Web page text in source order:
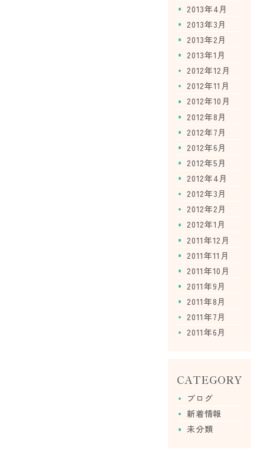
2013年4月
2013年3月
2013年2月
2013年1月
2012年12月
2012年11月
2012年10月
2012年8月
2012年7月
2012年6月
2012年5月
2012年4月
2012年3月
2012年2月
2012年1月
2011年12月
2011年11月
2011年10月
2011年9月
2011年8月
2011年7月
2011年6月
CATEGORY
ブログ
新着情報
未分類